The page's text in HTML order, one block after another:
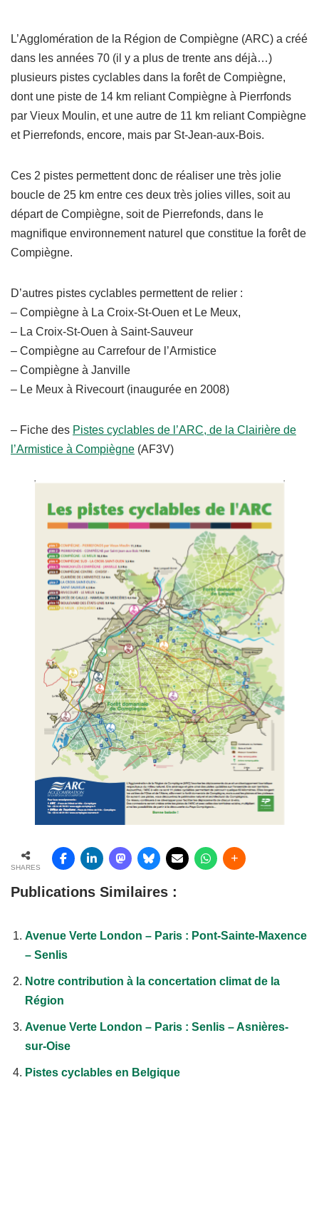
L’Agglomération de la Région de Compiègne (ARC) a créé
dans les années 70 (il y a plus de trente ans déjà…)
plusieurs pistes cyclables dans la forêt de Compiègne,
dont une piste de 14 km reliant Compiègne à Pierrfonds
par Vieux Moulin, et une autre de 11 km reliant Compiègne
et Pierrefonds, encore, mais par St-Jean-aux-Bois.
Ces 2 pistes permettent donc de réaliser une très jolie
boucle de 25 km entre ces deux très jolies villes, soit au
départ de Compiègne, soit de Pierrefonds, dans le
magnifique environnement naturel que constitue la forêt de
Compiègne.
D’autres pistes cyclables permettent de relier :
– Compiègne à La Croix-St-Ouen et Le Meux,
– La Croix-St-Ouen à Saint-Sauveur
– Compiègne au Carrefour de l’Armistice
– Compiègne à Janville
– Le Meux à Rivecourt (inaugurée en 2008)
– Fiche des Pistes cyclables de l’ARC, de la Clairière de
l’Armistice à Compiègne (AF3V)
SHARES
Publications Similaires :
Avenue Verte London – Paris : Pont-Sainte-Maxence
– Senlis
Notre contribution à la concertation climat de la
Région
Avenue Verte London – Paris : Senlis – Asnières-
sur-Oise
Pistes cyclables en Belgique